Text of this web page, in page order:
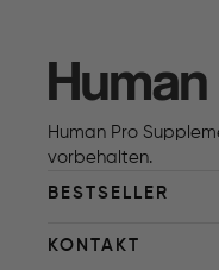
Human Pro
vorbehalten.
BESTSELLER
KONTAKT